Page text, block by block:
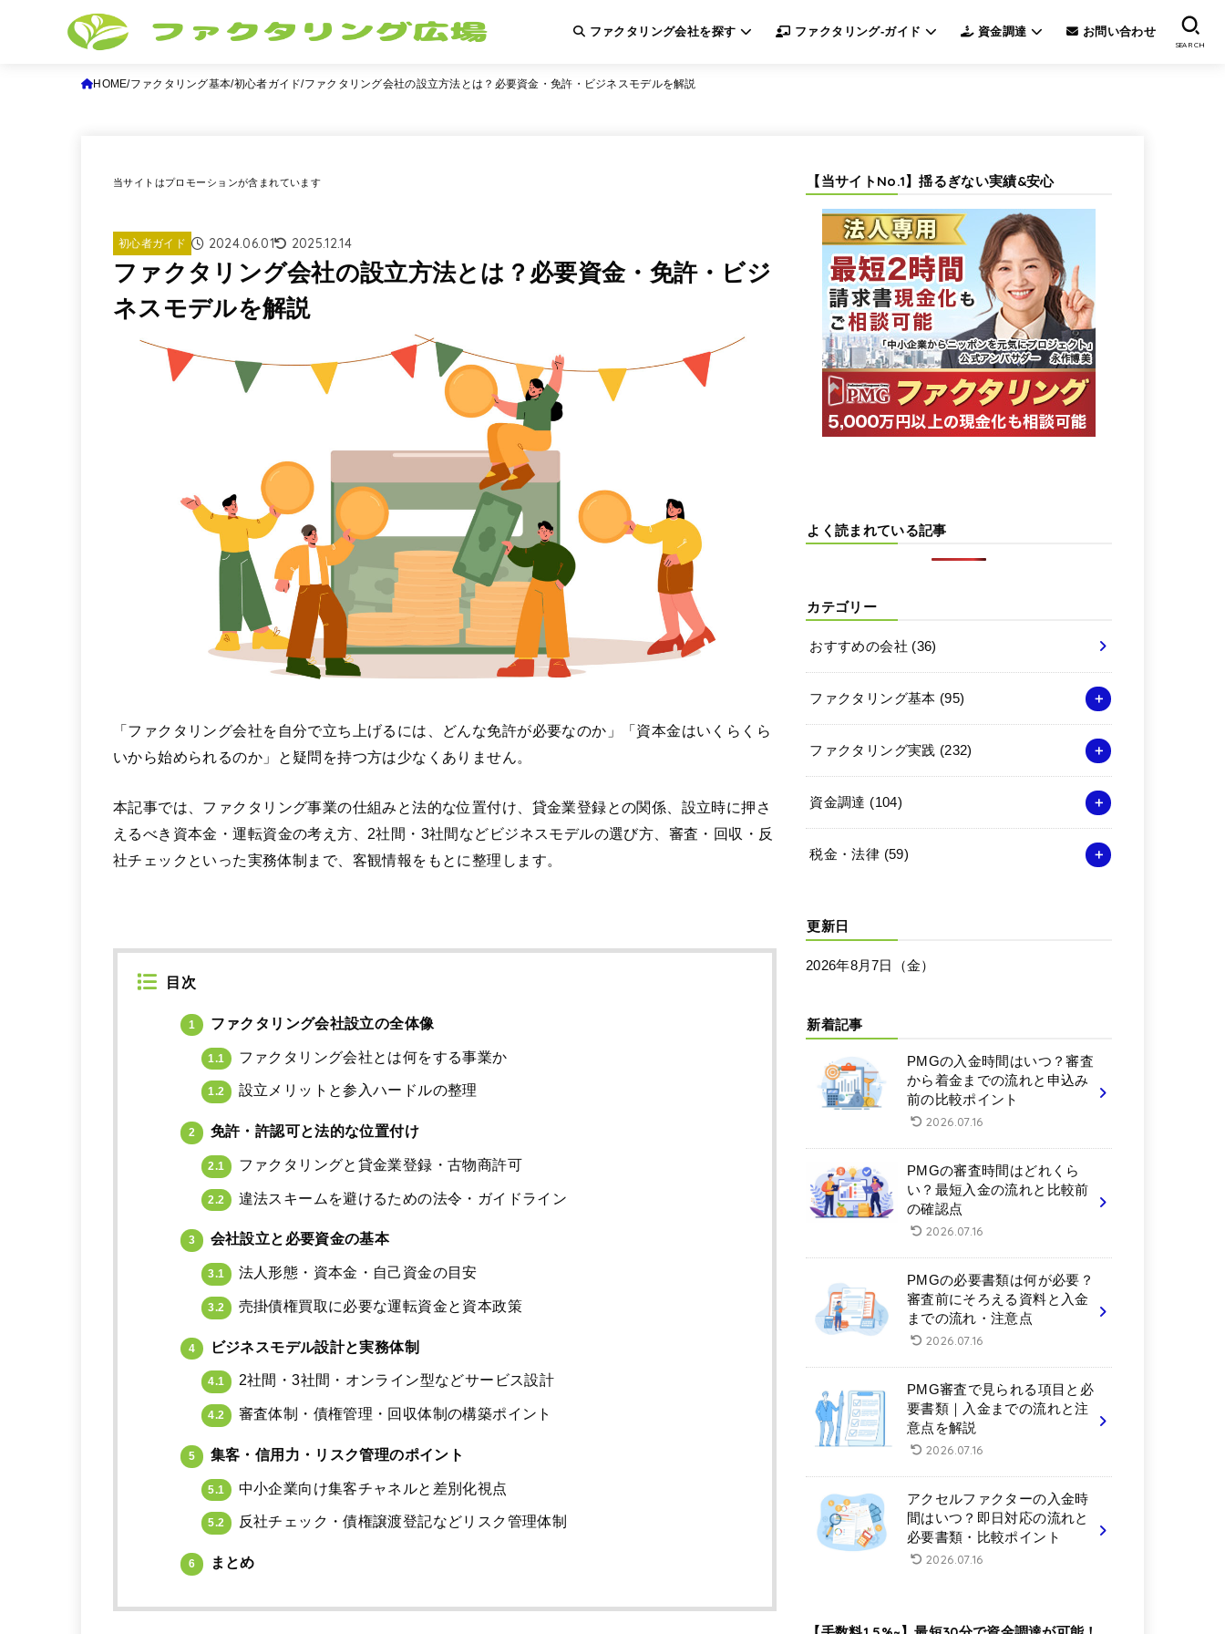
ファクタリング会社を探す ファクタリング-ガイド 資金調達 お問い合わせ
SEARCH
HOME ファクタリング基本 初心者ガイド ファクタリング会社の設立方法とは？必要資金・免許・ビジネスモデルを解説
当サイトはプロモーションが含まれています
初心者ガイド 2024.06.01 2025.12.14
ファクタリング会社の設立方法とは？必要資金・免許・ビジ
ネスモデルを解説
「ファクタリング会社を自分で立ち上げるには、どんな免許が必要なのか」「資本金はいくらくら
いから始められるのか」と疑問を持つ方は少なくありません。
本記事では、ファクタリング事業の仕組みと法的な位置付け、貸金業登録との関係、設立時に押さ
えるべき資本金・運転資金の考え方、2社間・3社間などビジネスモデルの選び方、審査・回収・反
社チェックといった実務体制まで、客観情報をもとに整理します。
目次
1 ファクタリング会社設立の全体像
1.1 ファクタリング会社とは何をする事業か
1.2 設立メリットと参入ハードルの整理
2 免許・許認可と法的な位置付け
2.1 ファクタリングと貸金業登録・古物商許可
2.2 違法スキームを避けるための法令・ガイドライン
3 会社設立と必要資金の基本
3.1 法人形態・資本金・自己資金の目安
3.2 売掛債権買取に必要な運転資金と資本政策
4 ビジネスモデル設計と実務体制
4.1 2社間・3社間・オンライン型などサービス設計
4.2 審査体制・債権管理・回収体制の構築ポイント
5 集客・信用力・リスク管理のポイント
5.1 中小企業向け集客チャネルと差別化視点
5.2 反社チェック・債権譲渡登記などリスク管理体制
6 まとめ
【当サイトNo.1】揺るぎない実績&安心
よく読まれている記事
カテゴリー
おすすめの会社 (36)
ファクタリング基本 (95)
ファクタリング実践 (232)
資金調達 (104)
税金・法律 (59)
更新日
2026年8月7日（金）
新着記事
PMGの入金時間はいつ？審査
から着金までの流れと申込み
前の比較ポイント
2026.07.16
PMGの審査時間はどれくら
い？最短入金の流れと比較前
の確認点
2026.07.16
PMGの必要書類は何が必要？
審査前にそろえる資料と入金
までの流れ・注意点
2026.07.16
PMG審査で見られる項目と必
要書類｜入金までの流れと注
意点を解説
2026.07.16
アクセルファクターの入金時
間はいつ？即日対応の流れと
必要書類・比較ポイント
2026.07.16